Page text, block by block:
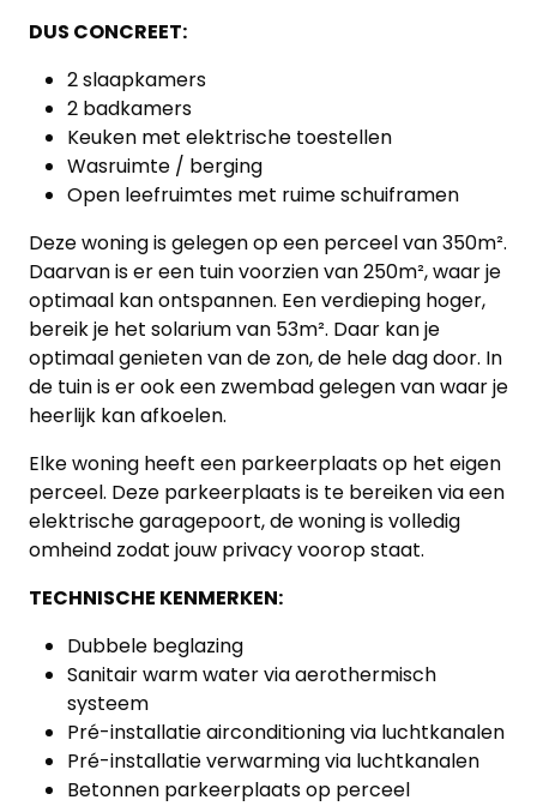
Home
Lopende
projecten
Alle
Panden
Over
ons
team
Ons
Onze
werkwijze
Contacteer
ons
DUS CONCREET:
2 slaapkamers
2 badkamers
Keuken met elektrische toestellen
Wasruimte / berging
Open leefruimtes met ruime schuiframen
Deze woning is gelegen op een perceel van 350m².
Daarvan is er een tuin voorzien van 250m², waar je
optimaal kan ontspannen. Een verdieping hoger,
bereik je het solarium van 53m². Daar kan je
optimaal genieten van de zon, de hele dag door. In
de tuin is er ook een zwembad gelegen van waar je
heerlijk kan afkoelen.
Elke woning heeft een parkeerplaats op het eigen
perceel. Deze parkeerplaats is te bereiken via een
elektrische garagepoort, de woning is volledig
omheind zodat jouw privacy voorop staat.
TECHNISCHE KENMERKEN:
Dubbele beglazing
Sanitair warm water via aerothermisch
systeem
Pré-installatie airconditioning via luchtkanalen
Pré-installatie verwarming via luchtkanalen
Betonnen parkeerplaats op perceel